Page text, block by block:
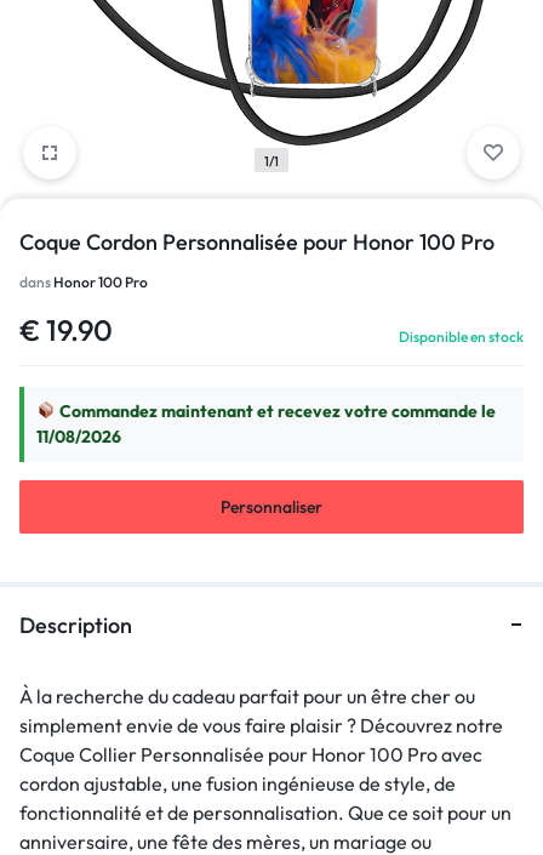
1/1
Coque Cordon Personnalisée pour Honor 100 Pro
dans Honor 100 Pro
€ 19.90 Disponible en stock
Commandez maintenant et recevez votre commande le
11/08/2026
Personnaliser
Description
À la recherche du cadeau parfait pour un être cher ou
simplement envie de vous faire plaisir ? Découvrez notre
Coque Collier Personnalisée pour Honor 100 Pro avec
cordon ajustable, une fusion ingénieuse de style, de
fonctionnalité et de personnalisation. Que ce soit pour un
anniversaire, une fête des mères, un mariage ou